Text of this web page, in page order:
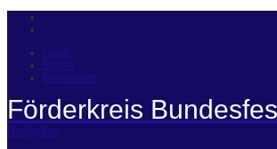
Login
Suche
Impressum
Förderkreis
Navigation